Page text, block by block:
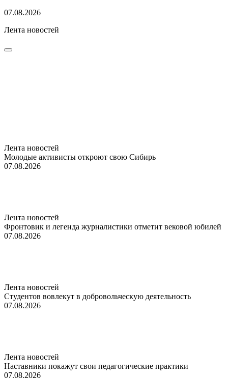
07.08.2026
Лента новостей
Лента новостей
Молодые активисты откроют свою Сибирь
07.08.2026
Лента новостей
Фронтовик и легенда журналистики отметит вековой юбилей
07.08.2026
Лента новостей
Студентов вовлекут в добровольческую деятельность
07.08.2026
Лента новостей
Наставники покажут свои педагогические практики
07.08.2026